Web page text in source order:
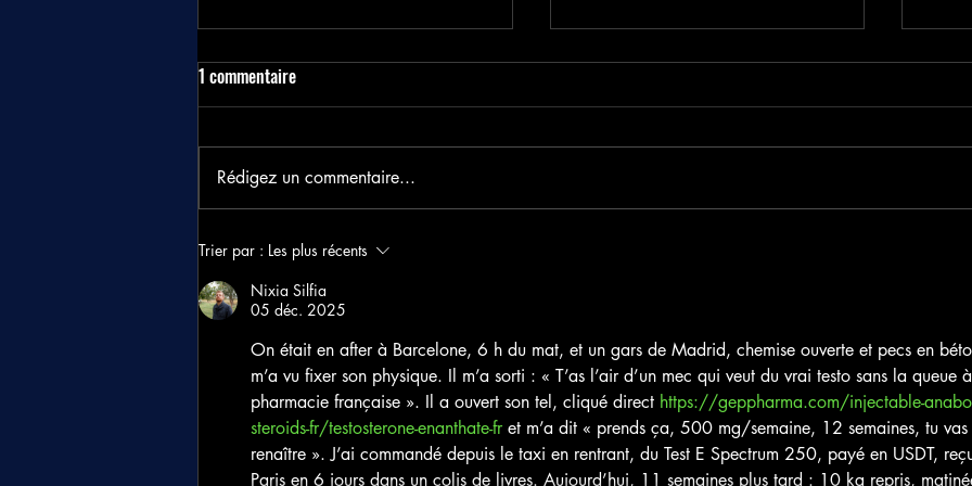
Collecte pour les Petites
Les
1 commentaire
Rédigez un commentaire...
Trier par : Les plus récents
Nixia Silfia
05 déc. 2025
On était en after à Barcelone, 6 h du mat, et un gars de Madrid, chemise ouverte et pecs en
m’a vu fixer son physique. Il m’a sorti : « T’as l’air d’un mec qui veut du vrai testo sans la queue
pharmacie française ». Il a ouvert son tel, cliqué direct https://geppharma.com/injectable-
steroids-fr/testosterone-enanthate-fr et m’a dit « prends ça, 500 mg/semaine, 12 semaines, tu vas
renaître ». J’ai commandé depuis le taxi en rentrant, du Test E Spectrum 250, payé en USDT,
Paris en 6 jours dans un colis de livres. Aujourd’hui, 11 semaines plus tard : 10 kg repris,